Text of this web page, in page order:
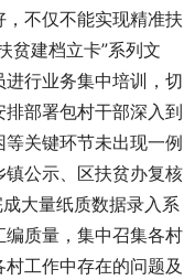
不仅不能实现精准扶
贫建档立卡”系列文
行业务集中培训，切
部署包村干部深入到
关键环节未出现一例
公示、区扶贫办复核
大量纸质数据录入系
质量，集中召集各村
工作中存在的问题及